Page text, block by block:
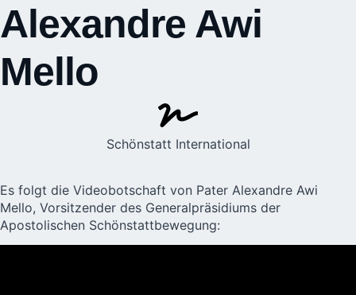
Alexandre Awi
Mello
Schönstatt International
Es folgt die Videobotschaft von Pater Alexandre Awi
Mello, Vorsitzender des Generalpräsidiums der
Apostolischen Schönstattbewegung: